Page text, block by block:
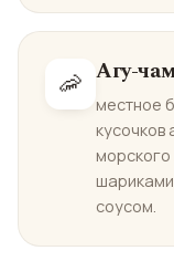
🦐 Агу-
местное
кусочков
соусом.